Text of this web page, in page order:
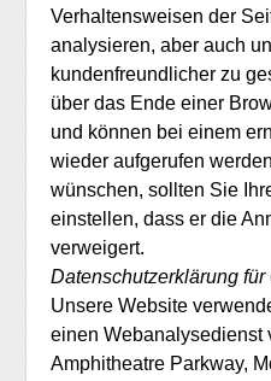
Verhaltensweisen der
analysieren, aber auch
kundenfreundlicher zu
über das Ende einer
und können bei einem
wieder aufgerufen
wünschen, sollten Sie
einstellen, dass er die
verweigert.
Datenschutzerklärung
Unsere Website
einen Webanalysedienst
Amphitheatre Parkway,